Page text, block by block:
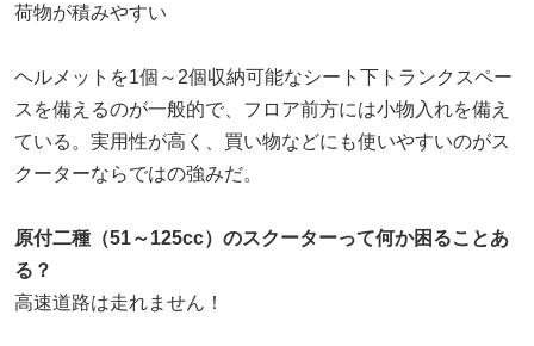
荷物が積みやすい
ヘルメットを1個～2個収納可能なシート下トランクスペー
スを備えるのが一般的で、フロア前方には小物入れを備え
ている。実用性が高く、買い物などにも使いやすいのがス
クーターならではの強みだ。
原付二種（51～125cc）のスクーターって何か困ることあ
る？
高速道路は走れません！